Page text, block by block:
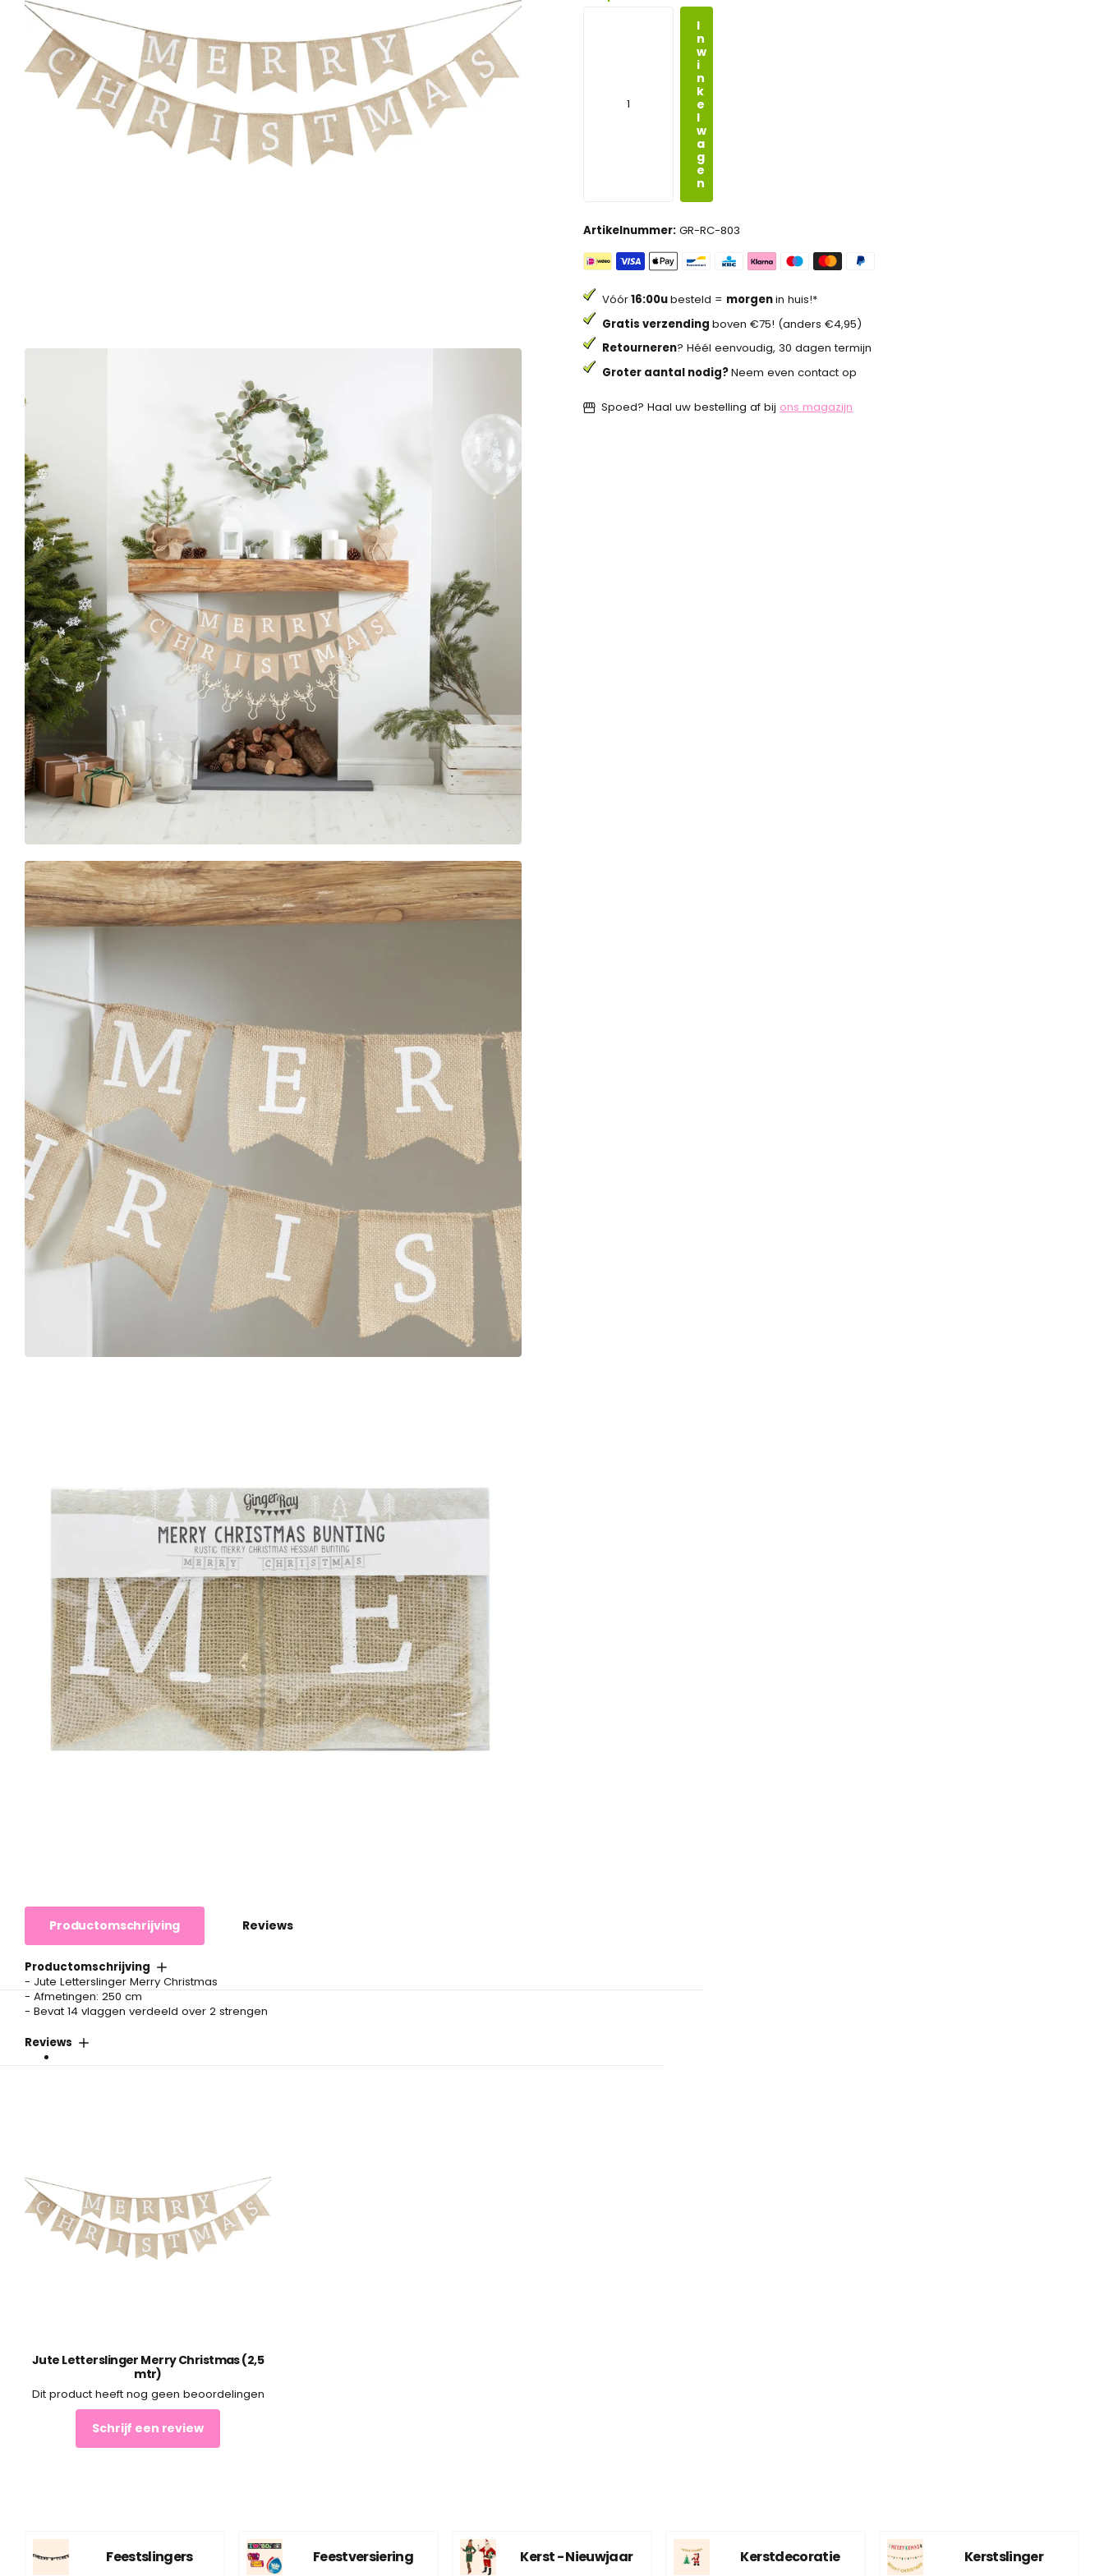
I
n
w
i
n
k
e
l
w
a
g
e
n
Artikelnummer:GR-RC-803
Vóór16:00ubesteld = morgenin huis!*
Gratis verzending boven €75! (anders €4,95)
Retourneren? Héél eenvoudig, 30 dagen termijn
Groter aantal nodig?Neem even contact op
Spoed? Haal uw bestelling af bij ons magazijn
Productomschrijving Reviews
Productomschrijving
- Jute Letterslinger Merry Christmas
- Afmetingen: 250 cm
- Bevat 14 vlaggen verdeeld over 2 strengen
Reviews
Jute Letterslinger Merry Christmas (2,5
mtr)
Dit product heeft nog geen beoordelingen
Schrijf een review
Feestslingers Feestversiering Kerst - Nieuwjaar Kerstdecoratie Kerstslinger